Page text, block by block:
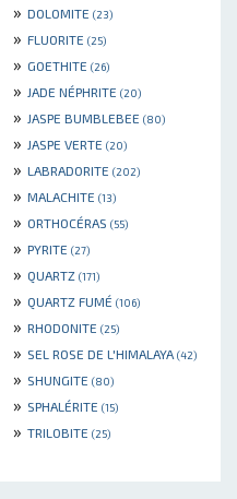
» DOLOMITE (23)
» FLUORITE (25)
» GOETHITE (26)
» JADE NÉPHRITE (20)
» JASPE BUMBLEBEE (80)
» JASPE VERTE (20)
» LABRADORITE (202)
» MALACHITE (13)
» ORTHOCÉRAS (55)
» PYRITE (27)
» QUARTZ (171)
» QUARTZ FUMÉ (106)
» RHODONITE (25)
» SEL ROSE DE L'HIMALAYA (42)
» SHUNGITE (80)
» SPHALÉRITE (15)
» TRILOBITE (25)